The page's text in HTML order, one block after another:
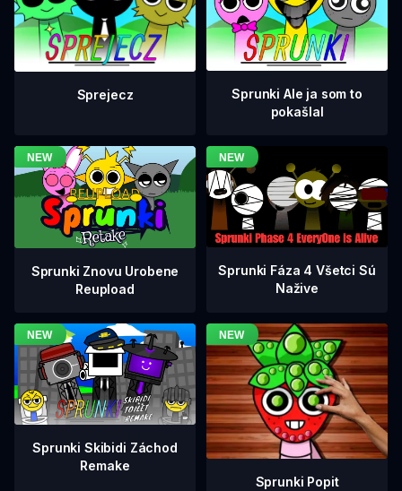
Sprejecz
Sprunki Ale ja som to
pokašlal
Sprunki Znovu Urobene
Reupload
Sprunki Fáza 4 Všetci Sú
Nažive
Sprunki Skibidi Záchod
Remake
Sprunki Popit